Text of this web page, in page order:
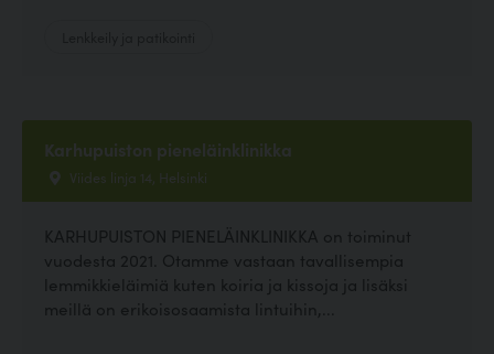
Karhupuiston pieneläinklinikka
Viides linja 14, Helsinki
KARHUPUISTON PIENELÄINKLINIKKA on toiminut
vuodesta 2021. Otamme vastaan tavallisempia
lemmikkieläimiä kuten koiria ja kissoja ja lisäksi
meillä on erikoisosaamista lintuihin,...